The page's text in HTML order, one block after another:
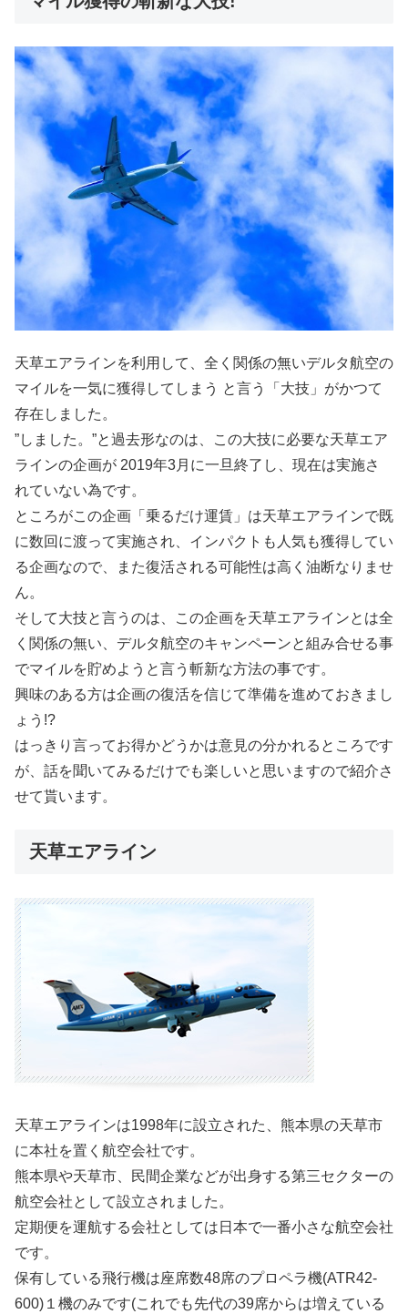
天草エアラインを利用して、全く関係の無いデルタ航空の
マイルを一気に獲得してしまう と言う「大技」がかつて
存在しました。
”しました。”と過去形なのは、この大技に必要な天草エア
ラインの企画が 2019年3月に一旦終了し、現在は実施さ
れていない為です。
ところがこの企画「乗るだけ運賃」は天草エアラインで既
に数回に渡って実施され、インパクトも人気も獲得してい
る企画なので、また復活される可能性は高く油断なりませ
ん。
そして大技と言うのは、この企画を天草エアラインとは全
く関係の無い、デルタ航空のキャンペーンと組み合せる事
でマイルを貯めようと言う斬新な方法の事です。
興味のある方は企画の復活を信じて準備を進めておきまし
ょう!?
はっきり言ってお得かどうかは意見の分かれるところです
が、話を聞いてみるだけでも楽しいと思いますので紹介さ
せて貰います。
天草エアライン
天草エアラインは1998年に設立された、熊本県の天草市
に本社を置く航空会社です。
熊本県や天草市、民間企業などが出身する第三セクターの
航空会社として設立されました。
定期便を運航する会社としては日本で一番小さな航空会社
です。
保有している飛行機は座席数48席のプロペラ機(ATR42-
600)１機のみです(これでも先代の39席からは増えている